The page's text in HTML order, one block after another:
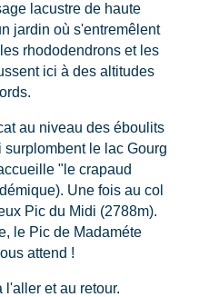
lacustre de haute
jardin où s'entremêlent
rhododendrons et les
ici à des altitudes
au niveau des éboulits
le lac Gourg
"le crapaud
Une fois au col
Pic du Midi (2788m).
le Pic de Madaméte
attend !
l'aller et au retour.